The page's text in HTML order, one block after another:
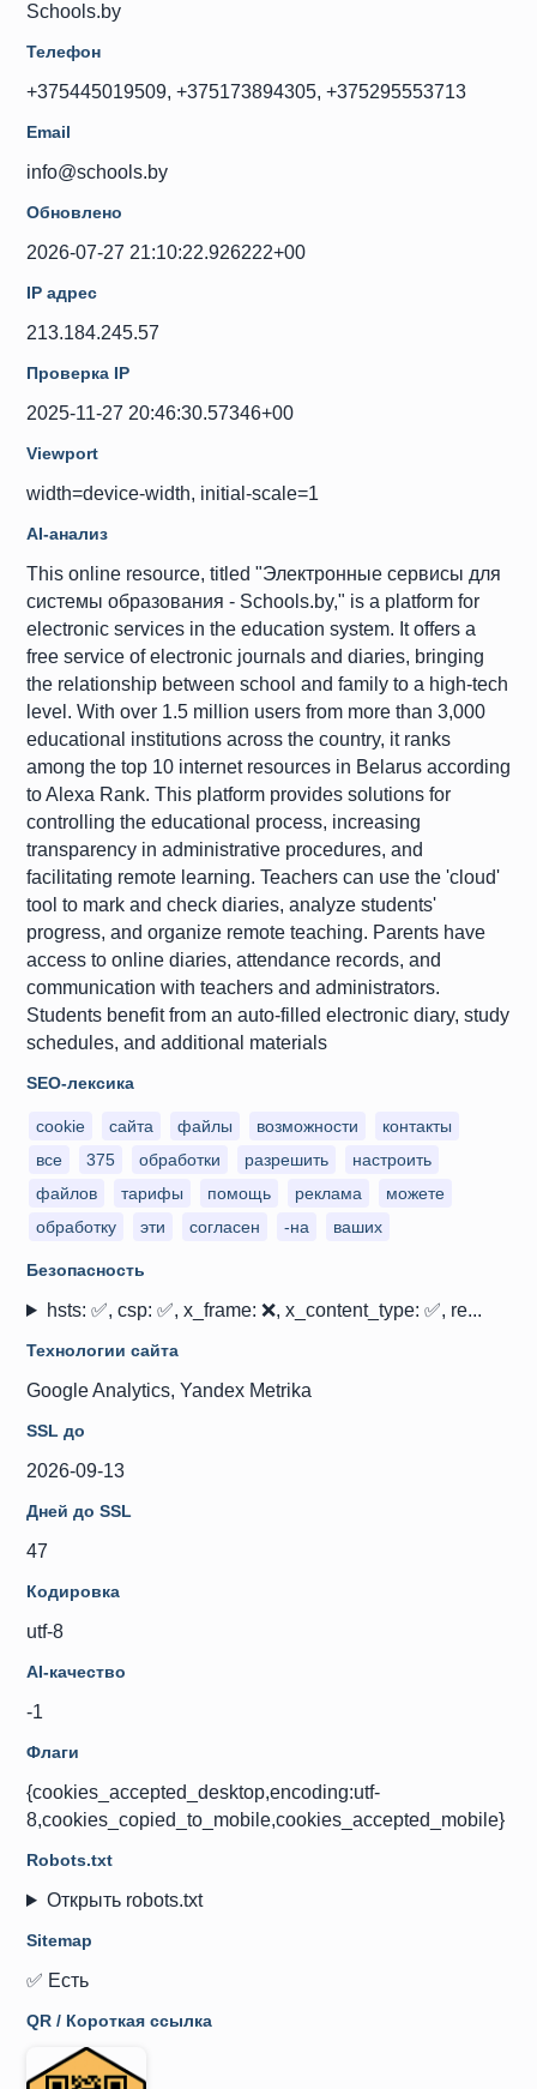
Schools.by
Телефон
+375445019509, +375173894305, +375295553713
Email
info@schools.by
Обновлено
2026-07-27 21:10:22.926222+00
IP адрес
213.184.245.57
Проверка IP
2025-11-27 20:46:30.57346+00
Viewport
width=device-width, initial-scale=1
AI-анализ
This online resource, titled "Электронные сервисы для
системы образования - Schools.by," is a platform for
electronic services in the education system. It offers a
free service of electronic journals and diaries, bringing
the relationship between school and family to a high-tech
level. With over 1.5 million users from more than 3,000
educational institutions across the country, it ranks
among the top 10 internet resources in Belarus according
to Alexa Rank. This platform provides solutions for
controlling the educational process, increasing
transparency in administrative procedures, and
facilitating remote learning. Teachers can use the 'cloud'
tool to mark and check diaries, analyze students'
progress, and organize remote teaching. Parents have
access to online diaries, attendance records, and
communication with teachers and administrators.
Students benefit from an auto-filled electronic diary, study
schedules, and additional materials
SEO-лексика
cookie сайта файлы возможности
контакты
все
375 обработки разрешить
настроить
файлов
тарифы помощь реклама
можете
обработку
эти согласен -на ваших
Безопасность
hsts: ✅, csp: ✅, x_frame: ❌, x_content_type: ✅, re...
Технологии сайта
Google Analytics, Yandex Metrika
SSL до
2026-09-13
Дней до SSL
47
Кодировка
utf-8
AI-качество
-1
Флаги
{cookies_accepted_desktop,encoding:utf-
8,cookies_copied_to_mobile,cookies_accepted_mobile}
Robots.txt
Открыть robots.txt
Sitemap
✅ Есть
QR / Короткая ссылка